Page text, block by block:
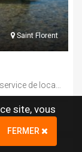
Saint Florent
site, vous
FERMER